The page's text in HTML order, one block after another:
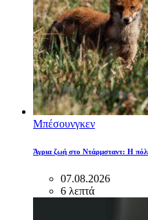
Μπέσουνγκεν
Άγρια ζωή στο Ντάρμσταντ: Η πόλη
07.08.2026
6 λεπτά